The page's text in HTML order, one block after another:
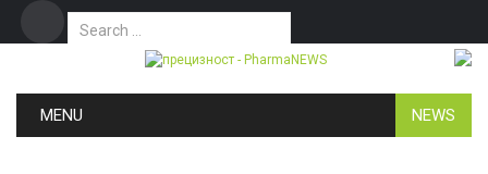
Search for:
MENU NEWS